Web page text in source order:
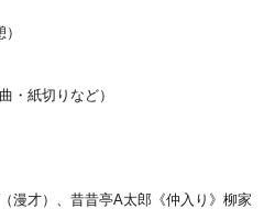
・紙切りなど）
漫才）、昔昔亭A太郎《仲入り》柳家